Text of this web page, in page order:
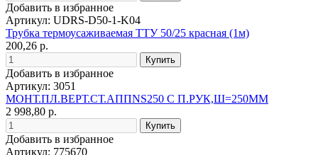
Добавить в избранное
Артикул: UDRS-D50-1-K04
Трубка термоусаживаемая ТТУ 50/25 красная (1м)
200,26 р.
Добавить в избранное
Артикул: 3051
МОНТ.ПЛ.ВЕРТ.СТ.АППNS250 С П.РУК,Ш=250ММ
2 998,80 р.
Добавить в избранное
Артикул: 775670